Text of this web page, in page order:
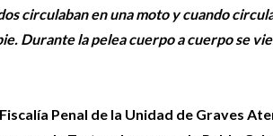
circulaban en una moto y cuando
Durante la pelea cuerpo a cuerpo se
Fiscalía Penal de la Unidad de Graves